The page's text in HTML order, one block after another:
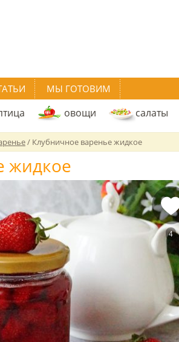
МЫ ГОТОВИМ
овощи салаты
/ Клубничное варенье жидкое
жидкое
4